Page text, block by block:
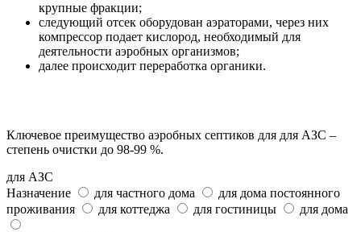
крупные фракции;
следующий отсек оборудован аэраторами, через них
компрессор подает кислород, необходимый для
деятельности аэробных организмов;
далее происходит переработка органики.
Ключевое преимущество аэробных септиков для для АЗС –
степень очистки до 98-99 %.
для АЗС
Назначение
для частного дома
для дома постоянного
проживания
для коттеджа для гостиницы для дома